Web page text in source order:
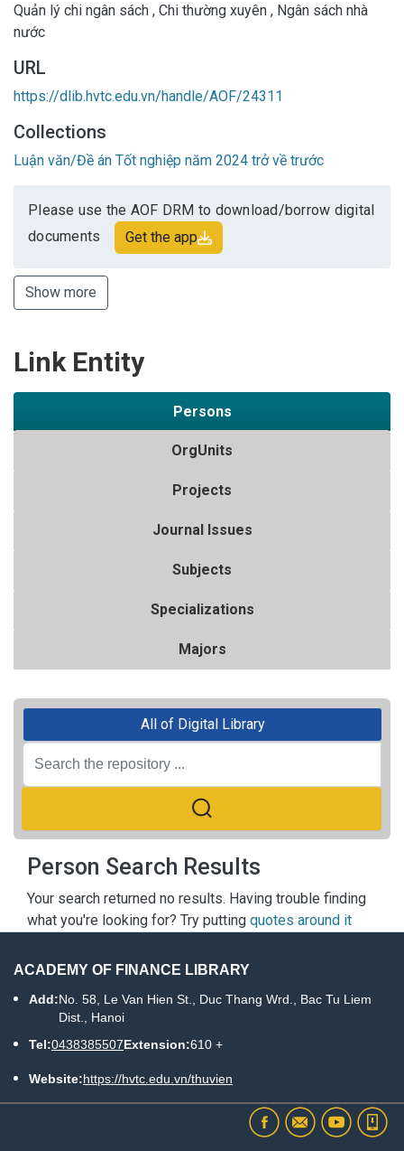
Quản lý chi ngân sách , Chi thường xuyên , Ngân sách nhà
nước
URL
https://dlib.hvtc.edu.vn/handle/AOF/24311
Collections
Luận văn/Đề án Tốt nghiệp năm 2024 trở về trước
Please use the AOF DRM to download/borrow digital
documents
Get the app
Show more
Link Entity
Persons
OrgUnits
Projects
Journal Issues
Subjects
Specializations
Majors
All of Digital Library
Person Search Results
Your search returned no results. Having trouble finding
what you're looking for? Try putting quotes around it
ACADEMY OF FINANCE LIBRARY
Add:No. 58, Le Van Hien St., Duc Thang Wrd., Bac Tu Liem
Dist., Hanoi
Tel:0438385507Extension:610 +
Website:https://hvtc.edu.vn/thuvien